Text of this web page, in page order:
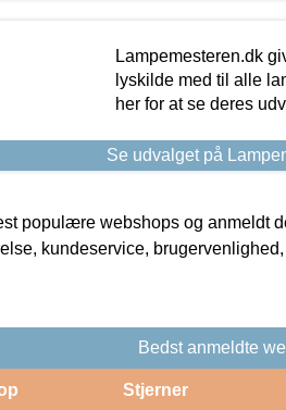
Lampemesteren.dk
lyskilde med til alle
her for at se deres
Se udvalget på
populære webshops og anmeldt
kundeservice,
Bedst anmeldte
Stjerner